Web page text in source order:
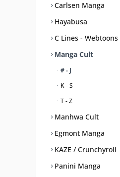
Carlsen Manga
Hayabusa
C Lines - Webtoons
Manga Cult
# - J
K - S
T - Z
Manhwa Cult
Egmont Manga
KAZE / Crunchyroll
Panini Manga